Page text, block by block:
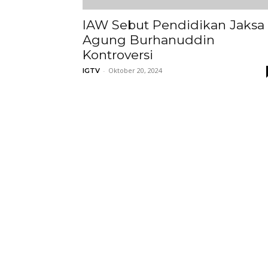
IAW Sebut Pendidikan Jaksa
Agung Burhanuddin
Kontroversi
IGTV - Oktober 20, 2024